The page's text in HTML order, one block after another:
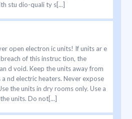
stu dio-quali ty s[...]
open electron ic units! If units ar e
of this instruc tion, the
d void. Keep the units away from
nd electric heaters. Never expose
the units in dry rooms only. Use a
units. Do not[...]